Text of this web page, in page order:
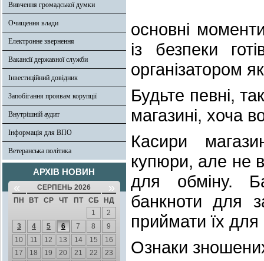
Вивчення громадської думки
Очищення влади
Електронне звернення
Вакансії державної служби
Інвестиційний довідник
Запобігання проявам корупції
Внутрішній аудит
Інформація для ВПО
Ветеранська політика
АРХІВ НОВИН
« СЕРПЕНЬ 2026 »
ПН ВТ СР ЧТ ПТ СБ
НД
1
2
3
4 5 6 7 8
9
10
11 12 13 14 15
16
17
18 19 20 21 22
23
основні
із безпеки
організатором
Будьте певні,
магазині, хоча
Касири
купюри, але не
для обміну.
банкноти для
приймати їх для
Ознаки